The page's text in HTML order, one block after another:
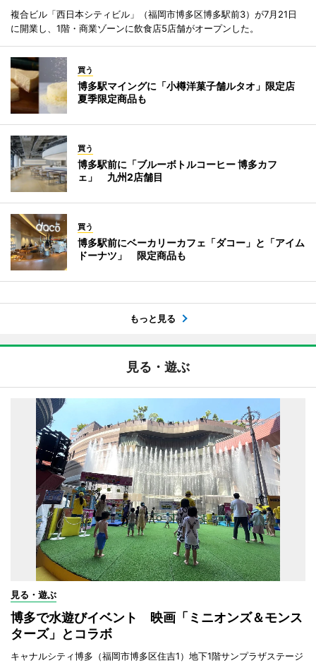
複合ビル「西日本シティビル」（福岡市博多区博多駅前3）が7月21日
に開業し、1階・商業ゾーンに飲食店5店舗がオープンした。
買う
博多駅マイングに「小樽洋菓子舗ルタオ」限定店
夏季限定商品も
買う
博多駅前に「ブルーボトルコーヒー 博多カフ
ェ」 九州2店舗目
買う
博多駅前にベーカリーカフェ「ダコー」と「アイム
ドーナツ」 限定商品も
もっと見る
見る・遊ぶ
見る・遊ぶ
博多で水遊びイベント 映画「ミニオンズ＆モンス
ターズ」とコラボ
キャナルシティ博多（福岡市博多区住吉1）地下1階サンプラザステージ